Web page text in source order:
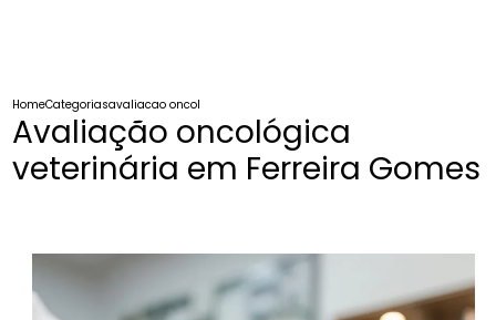
HomeCategoriasavaliacao oncologica veterinaria ferreira gomes
Avaliação oncológica
veterinária em Ferreira Gomes